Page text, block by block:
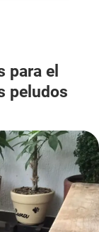
para el
peludos